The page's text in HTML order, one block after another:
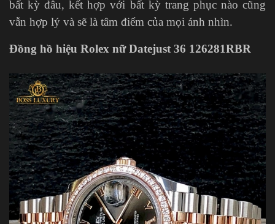
bất kỳ đâu, kết hợp với bất kỳ trang phục nào cũng
vẫn hợp lý và sẽ là tâm điểm của mọi ánh nhìn.
Đồng hồ hiệu Rolex nữ Datejust 36 126281RBR